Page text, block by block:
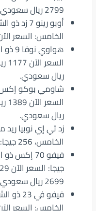
2799 ريال سعودي.
الخامس: السعر الآن 1495 ريال
ريال سعودي.
ريال سعودي.
الخامس، 256 جيجا: السعر الآن 3549 ريال سعودي.
2699 ريال سعودي.